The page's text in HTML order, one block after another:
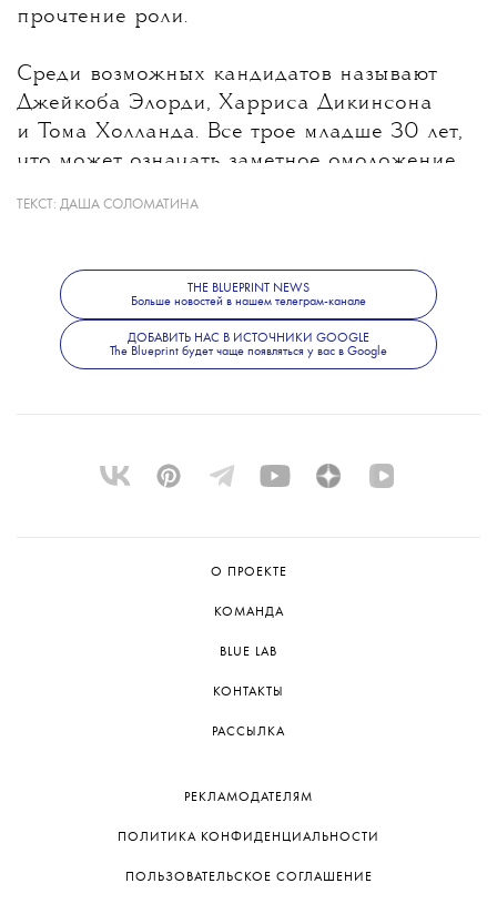
прочтение роли.
Среди возможных кандидатов называют
Джейкоба Элорди, Харриса Дикинсона
и Тома Холланда. Все трое младше 30 лет,
что может означать заметное омоложение
не исключают, что роль получит
неизвестный широкой публике актер.
Режиссером следующего фильма станет
Дени Вильнев.
ТЕКСТ: ДАША СОЛОМАТИНА
THE BLUEPRINT NEWS
Больше новостей в нашем телеграм-канале
ДОБАВИТЬ НАС В ИСТОЧНИКИ GOOGLE
The Blueprint будет чаще появляться у вас в Google
О ПРОЕКТЕ
КОМАНДА
BLUE LAB
КОНТАКТЫ
РАССЫЛКА
РЕКЛАМОДАТЕЛЯМ
ПОЛИТИКА КОНФИДЕНЦИАЛЬНОСТИ
ПОЛЬЗОВАТЕЛЬСКОЕ СОГЛАШЕНИЕ